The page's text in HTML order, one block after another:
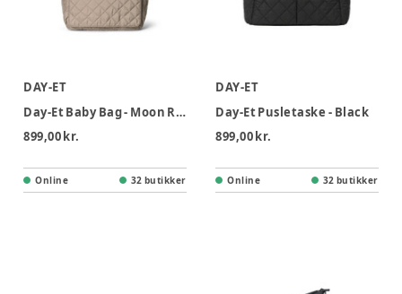
DAY-ET
Day-Et Baby Bag - Moon Rock
899,00 kr.
Online 32 butikker
DAY-ET
Day-Et Pusletaske - Black
899,00 kr.
Online 32 butikker